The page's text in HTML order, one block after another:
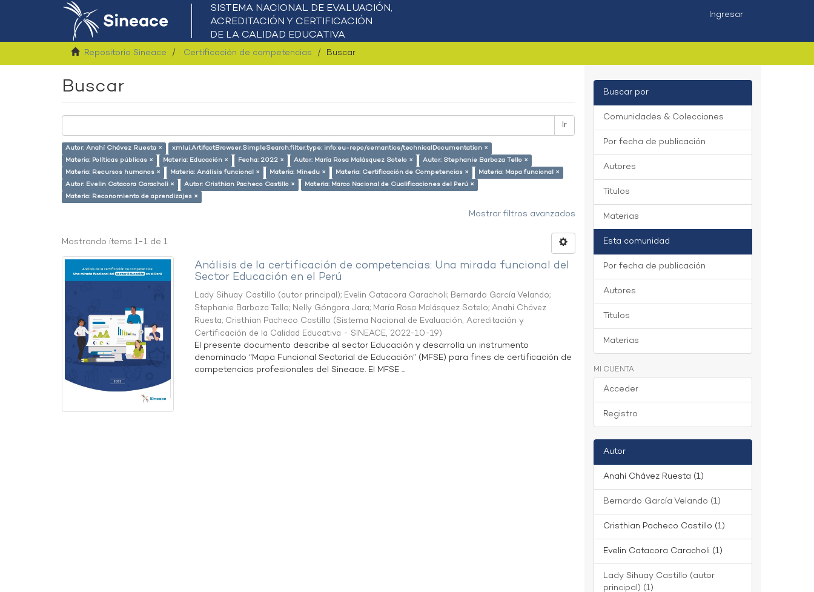
Ingresar
Repositorio Sineace Certificación de competencias Buscar
Buscar
Ir
Autor: Anahí Chávez Ruesta ×
xmlui.ArtifactBrowser.SimpleSearch.filter.type: info:eu-repo/semantics/technicalDocumentation ×
Materia: Políticas públicas ×
Materia: Educación × Fecha: 2022 × Autor: María Rosa Malásquez Sotelo ×
Autor: Stephanie Barboza Tello ×
Materia: Recursos humanos ×
Materia: Análisis funcional × Materia: Minedu × Materia: Certificación de Competencias ×
Materia: Mapa funcional ×
Autor: Evelin Catacora Caracholi ×
Autor: Cristhian Pacheco Castillo ×
Materia: Marco Nacional de Cualificaciones del Perú ×
Materia: Reconomiento de aprendizajes ×
Mostrar filtros avanzados
Mostrando ítems 1-1 de 1
Análisis de la certificación de competencias: Una mirada funcional del
Sector Educación en el Perú
Lady Sihuay Castillo (autor principal); Evelin Catacora Caracholi; Bernardo García Velando;
Stephanie Barboza Tello; Nelly Góngora Jara; María Rosa Malásquez Sotelo;Anahí Chávez
Ruesta; Cristhian Pacheco Castillo (Sistema Nacional de Evaluación, Acreditación y
Certificación de la Calidad Educativa - SINEACE, 2022-10-19)
El presente documento describe al sector Educación y desarrolla un instrumento
denominado “Mapa Funcional Sectorial de Educación” (MFSE) para fines de certificación de
competencias profesionales del Sineace. El MFSE ...
Buscar por
Comunidades & Colecciones
Por fecha de publicación
Autores
Títulos
Materias
Esta comunidad
Por fecha de publicación
Autores
Títulos
Materias
MI CUENTA
Acceder
Registro
Autor
Anahí Chávez Ruesta (1)
Bernardo García Velando (1)
Cristhian Pacheco Castillo (1)
Evelin Catacora Caracholi (1)
Lady Sihuay Castillo (autor
principal) (1)